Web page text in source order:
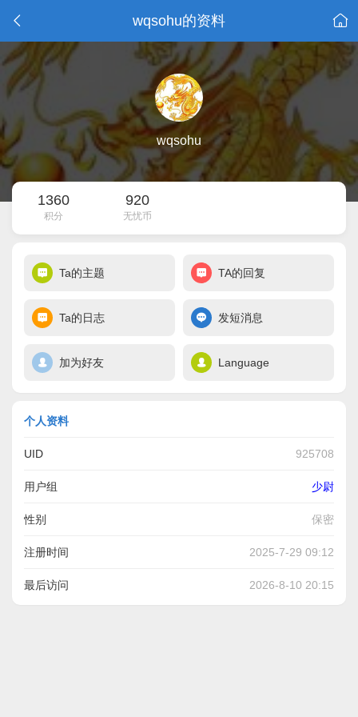
wqsohu的资料
wqsohu
1360
积分
920
无忧币
Ta的主题 TA的回复
Ta的日志 发短消息
加为好友 Language
个人资料
UID 925708
用户组 少尉
性别 保密
注册时间 2025-7-29 09:12
最后访问 2026-8-10 20:15